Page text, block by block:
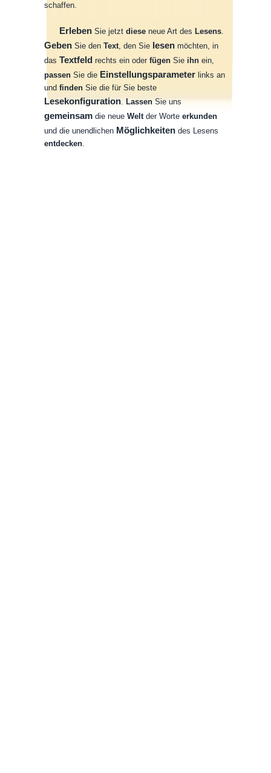
schaffen.
Erleben Sie jetzt diese neue Art des Lesens.
Geben Sie den Text, den Sie lesen möchten, in
das Textfeld rechts ein oder fügen Sie ihn ein,
passen Sie die Einstellungsparameter links an
und finden Sie die für Sie beste
Lesekonfiguration. Lassen Sie uns
gemeinsam die neue Welt der Worte erkunden
und die unendlichen Möglichkeiten des Lesens
entdecken.